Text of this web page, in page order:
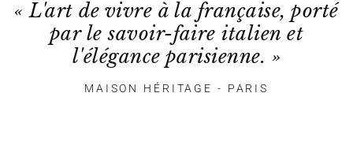
« L'art de vivre à la française, porté
par le savoir-faire italien et
l'élégance parisienne. »
MAISON HÉRITAGE - PARIS